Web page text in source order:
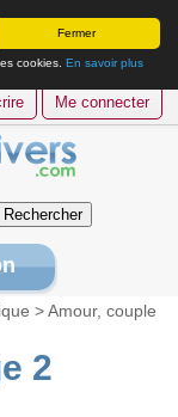
Fermer
cookies. En savoir plus
Me connecter
>Amour, couple
2